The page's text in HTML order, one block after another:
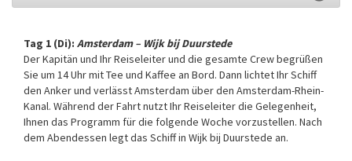
Tag 1 (Di): Amsterdam – Wijk bij Duurstede
Der Kapitän und Ihr Reiseleiter und die gesamte Crew begrüßen
Sie um 14 Uhr mit Tee und Kaffee an Bord. Dann lichtet Ihr Schiff
den Anker und verlässt Amsterdam über den Amsterdam-Rhein-
Kanal. Während der Fahrt nutzt Ihr Reiseleiter die Gelegenheit,
Ihnen das Programm für die folgende Woche vorzustellen. Nach
dem Abendessen legt das Schiff in Wijk bij Duurstede an.